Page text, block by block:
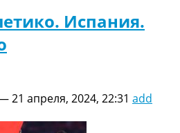
Испания.
21 апреля, 2024, 22:31 add